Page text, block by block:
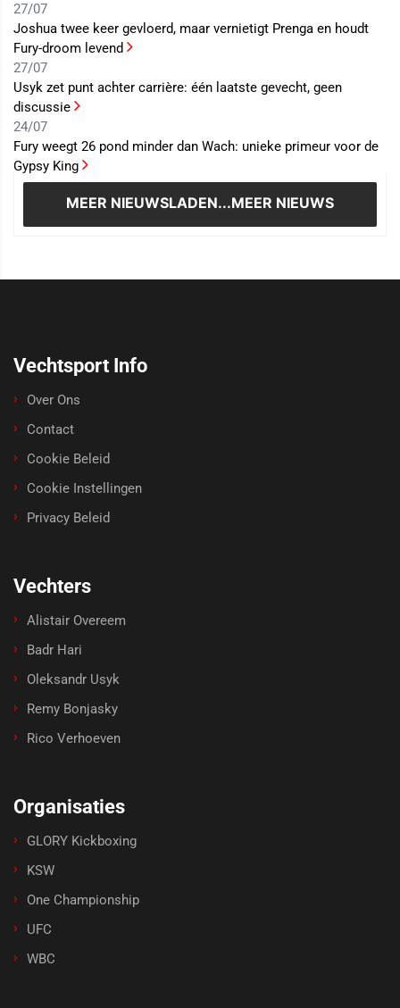
27/07
Joshua twee keer gevloerd, maar vernietigt Prenga en houdt
Fury-droom levend
27/07
Usyk zet punt achter carrière: één laatste gevecht, geen
discussie
24/07
Fury weegt 26 pond minder dan Wach: unieke primeur voor de
Gypsy King
MEER NIEUWSLADEN...MEER NIEUWS
Vechtsport Info
Over Ons
Contact
Cookie Beleid
Cookie Instellingen
Privacy Beleid
Vechters
Alistair Overeem
Badr Hari
Oleksandr Usyk
Remy Bonjasky
Rico Verhoeven
Organisaties
GLORY Kickboxing
KSW
One Championship
UFC
WBC